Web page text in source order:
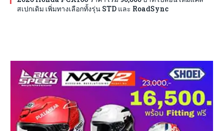
สเปกเดิม เพิ่มทางเลือกทั้งรุ่น STD และ RoadSync